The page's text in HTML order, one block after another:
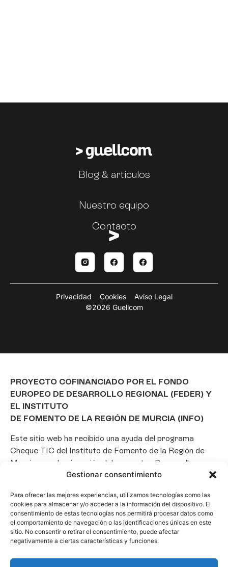
Gestionar consentimiento
Para ofrecer las mejores experiencias, utilizamos tecnologías como las
cookies para almacenar y/o acceder a la información del dispositivo. El
consentimiento de estas tecnologías nos permitirá procesar datos como
el comportamiento de navegación o las identificaciones únicas en este
sitio. No consentir o retirar el consentimiento, puede afectar
negativamente a ciertas características y funciones.
Blog & artículos
Nuestro equipo
Contacto
©2026 Guellcom
Privacidad Cookies Aviso Legal
PROYECTO COFINANCIADO POR EL FONDO
EUROPEO DE DESARROLLO REGIONAL (FEDER) Y
EL INSTITUTO
DE FOMENTO DE LA REGIÓN DE MURCIA (INFO)
Este sitio web ha recibido una ayuda del programa
Cheque TIC del Instituto de Fomento de la Región de
Murcia para la ejecución del proyecto «Desarrollo e
implantación de un Chatbot de Inteligencia Artificial
promover la transformación digital, la automatización
de consultas y la optimización de la gestión de clientes
en el ámbito empresarial.